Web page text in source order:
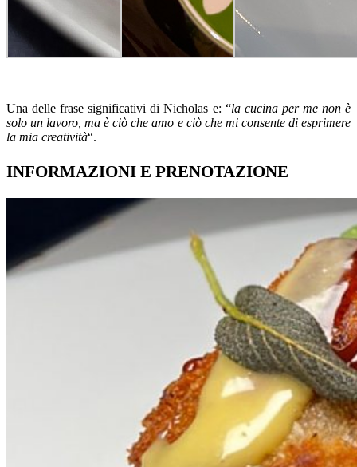
Una delle frase significativi di Nicholas e: “la cucina per me non è
solo un lavoro, ma è ciò che amo e ciò che mi consente di esprimere
la mia creatività“.
INFORMAZIONI E PRENOTAZIONE